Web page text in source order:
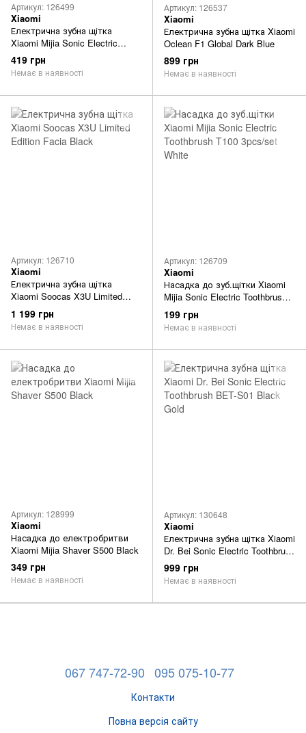
Артикул: 126499
Xiaomi
Електрична зубна щітка
Xiaomi Mijia Sonic Electric
Toothbrush T100 Blue
419 грн
Немає в наявності
Артикул: 126537
Xiaomi
Електрична зубна щітка Xiaomi
Oclean F1 Global Dark Blue
899 грн
Немає в наявності
Артикул: 126710
Xiaomi
Електрична зубна щітка
Xiaomi Soocas X3U Limited
Edition Facia Black
1 199 грн
Немає в наявності
Артикул: 126709
Xiaomi
Насадка до зуб.щітки Xiaomi
Mijia Sonic Electric Toothbrush
T100 3pcs/set White
199 грн
Немає в наявності
Артикул: 128999
Xiaomi
Насадка до електробритви
Xiaomi Mijia Shaver S500 Black
349 грн
Немає в наявності
Артикул: 130648
Xiaomi
Електрична зубна щітка Xiaomi
Dr. Bei Sonic Electric Toothbrush
BET-S01 Black Gold
999 грн
Немає в наявності
067 747-72-90 095 075-10-77
Контакти
Повна версія сайту